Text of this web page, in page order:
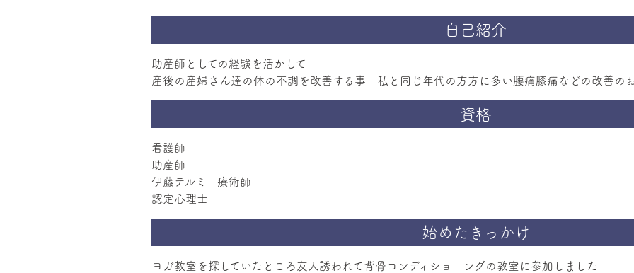
自己紹介
助産師としての経験を活かして
産後の産婦さん達の体の不調を改善する事 私と同じ年代の方方に多い腰痛膝痛などの改善の
資格
看護師
助産師
伊藤テルミー療術師
認定心理士
始めたきっかけ
ヨガ教室を探していたところ友人誘われて背骨コンディショニングの教室に参加しました